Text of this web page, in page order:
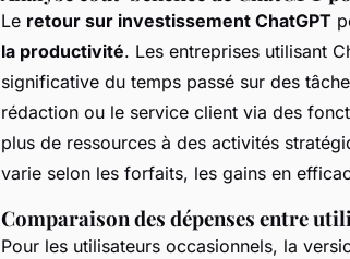
Le retour sur investissement ChatGPT
la productivité. Les entreprises utilisant
significative du temps passé sur des
rédaction ou le service client via des
plus de ressources à des activités
varie selon les forfaits, les gains en
Comparaison des dépenses entre
Pour les utilisateurs occasionnels, la